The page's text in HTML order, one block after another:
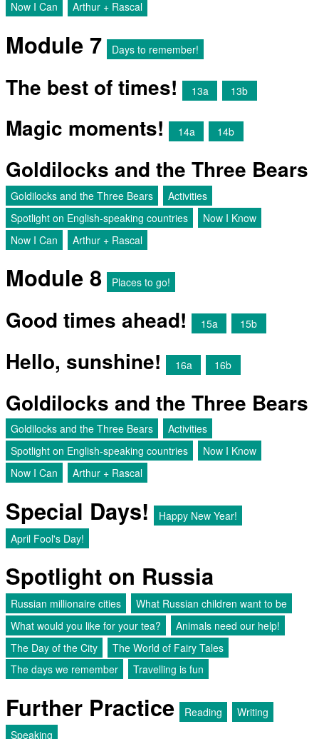
Now I Can
Arthur + Rascal
Module 7 Days to remember!
The best of times! 13a 13b
Magic moments! 14a 14b
Goldilocks and the Three Bears
Goldilocks and the Three Bears
Activities
Spotlight on English-speaking countries
Now I Know
Now I Can
Arthur + Rascal
Module 8 Places to go!
Good times ahead! 15a 15b
Hello, sunshine! 16a 16b
Goldilocks and the Three Bears
Goldilocks and the Three Bears
Activities
Spotlight on English-speaking countries
Now I Know
Now I Can
Arthur + Rascal
Special Days!
Happy New Year!
April Fool's Day!
Spotlight on Russia
Russian millionaire cities
What Russian children want to be
What would you like for your tea?
Animals need our help!
The Day of the City
The World of Fairy Tales
The days we remember
Travelling is fun
Further Practice Reading
Writing
Speaking